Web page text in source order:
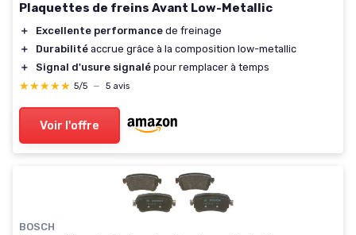
Plaquettes de freins Avant Low-Metallic
＋ Excellente performance de freinage
＋
Durabilité accrue grâce à la composition low-metallic
＋
Signal d'usure signalé pour remplacer à temps
★★★★★
★★★★★ 5/5 — 5 avis
Voir l'offre
BOSCH